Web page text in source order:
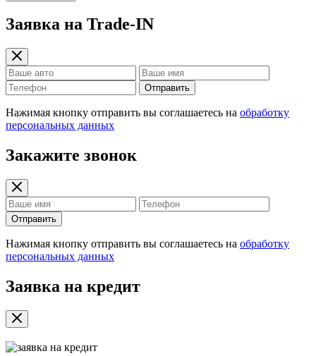
Заявка на Trade-IN
Отправить
Нажимая кнопку отправить вы соглашаетесь на обработку
персональных данных
Закажите звонок
Отправить
Нажимая кнопку отправить вы соглашаетесь на обработку
персональных данных
Заявка на кредит